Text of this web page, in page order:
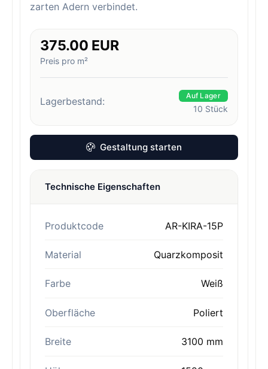
zarten Adern verbindet.
375.00 EUR
Preis pro m²
Lagerbestand: Auf Lager
10 Stück
Gestaltung starten
Technische Eigenschaften
Produktcode AR-KIRA-15P
Material Quarzkomposit
Farbe Weiß
Oberfläche Poliert
Breite 3100 mm